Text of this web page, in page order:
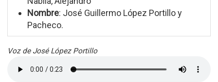
Nombre: José Guillermo López Portillo y
Pacheco.
Voz de José López Portillo